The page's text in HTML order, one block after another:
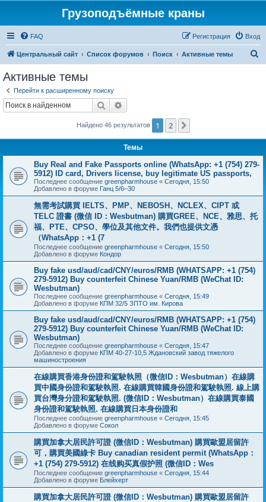
Грузоподъёмные краны
FAQ Вход
Регистрация
Центральный сайт Список форумов Поиск Активные темы
Активные темы
Перейти к расширенному поиску
Поиск
Найдено 46 результатов 1 2
Темы
Buy Real and Fake Passports online (WhatsApp: +1 (754) 279-
5912) ID card, Drivers license, buy legitimate US passports,
Последнее сообщение greenpharmhouse « Сегодня, 15:50
Добавлено в форуме Ганц 5/6–30
無需考試購買 IELTS、PMP、NEBOSH、NCLEX、CIPT 或
TELC 證書 (微信 ID：Wesbutman) 購買GREE、NCE、雅思、托
福、PTE、CPSO、學位及其他文件。我們也提供文憑
（WhatsApp：+1 (7
Последнее сообщение greenpharmhouse « Сегодня, 15:50
Добавлено в форуме Кондор
Buy fake usd/aud/cad/CNY/euros/RMB (WHATSAPP: +1 (754)
279-5912) Buy counterfeit Chinese Yuan/RMB (WeChat ID:
Wesbutman)
Последнее сообщение greenpharmhouse « Сегодня, 15:49
Добавлено в форуме КПМ 32/5 ЗПТО им. Кирова
Buy fake usd/aud/cad/CNY/euros/RMB (WHATSAPP: +1 (754)
279-5912) Buy counterfeit Chinese Yuan/RMB (WeChat ID:
Wesbutman)
Последнее сообщение greenpharmhouse « Сегодня, 15:47
Добавлено в форуме КПМ 40-27-10,5 Ждановский завод тяжелого
машиностроения
在線購買香港身份證和駕駛執照（微信ID：Wesbutman）在線購
買中國身份證和駕駛執照. 在線購買韓國身份證和駕駛執照. 線上購
買台灣身分證和駕駛執照. (微信ID：Wesbutman）在線購買泰國
身份證和駕駛執照. 在線購買日本身份證和
Последнее сообщение greenpharmhouse « Сегодня, 15:45
Добавлено в форуме Сокол
購買加拿大居民許可證 (微信ID：Wesbutman) 購買歐盟居留許
可，購買美國綠卡 Buy canadian resident permit (WhatsApp：
+1 (754) 279-5912) 在线购买真假护照 (微信ID：Wes
Последнее сообщение greenpharmhouse « Сегодня, 15:44
Добавлено в форуме Блейхерт
購買加拿大居民許可證 (微信ID：Wesbutman) 購買歐盟居留許